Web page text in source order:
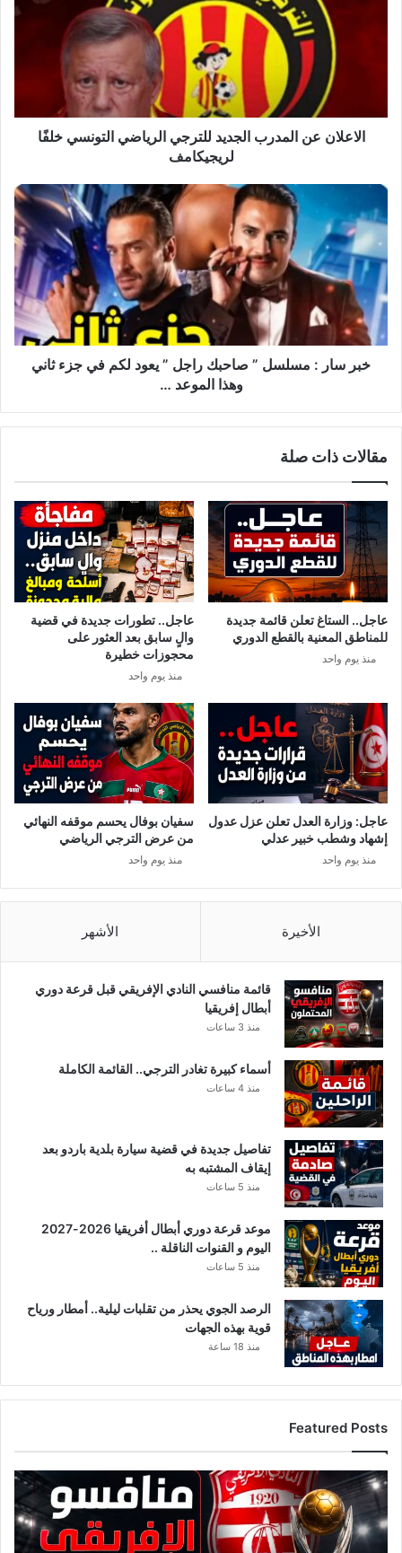
لريجيكامف
الاعلان عن المدرب الجديد للترجي الرياضي التونسي خلفًا
لريجيكامف
خبر
سار
:
مسلسل
”
صاحبك
راجل
يعود
الموعد
خبر سار : مسلسل ” صاحبك راجل ” يعود لكم في جزء ثاني
وهذا الموعد …
مقالات ذات صلة
عاجل.. الستاغ تعلن قائمة جديدة
للمناطق المعنية بالقطع الدوري
منذ يوم واحد
عاجل.. تطورات جديدة في قضية
والٍ سابق بعد العثور على
محجوزات خطيرة
منذ يوم واحد
عاجل: وزارة العدل تعلن عزل عدول
إشهاد وشطب خبير عدلي
منذ يوم واحد
سفيان بوفال يحسم موقفه النهائي
من عرض الترجي الرياضي
منذ يوم واحد
الأخيرة الأشهر
قائمة منافسي النادي الإفريقي قبل قرعة دوري
أبطال إفريقيا
منذ 3 ساعات
أسماء كبيرة تغادر الترجي.. القائمة الكاملة
منذ 4 ساعات
تفاصيل جديدة في قضية سيارة بلدية باردو بعد
إيقاف المشتبه به
منذ 5 ساعات
موعد قرعة دوري أبطال أفريقيا 2026-2027
اليوم و القنوات الناقلة ..
منذ 5 ساعات
الرصد الجوي يحذر من تقلبات ليلية.. أمطار ورياح
قوية بهذه الجهات
منذ 18 ساعة
Featured Posts
قائمة
منافسي
النادي
الإفريقي